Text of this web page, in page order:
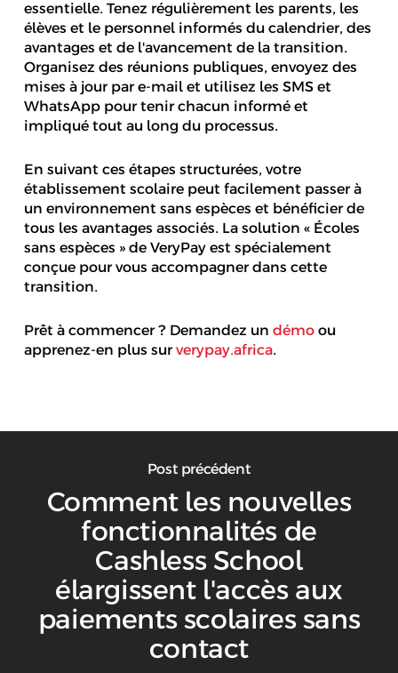
essentielle. Tenez régulièrement les parents, les
élèves et le personnel informés du calendrier, des
avantages et de l'avancement de la transition.
Organisez des réunions publiques, envoyez des
mises à jour par e-mail et utilisez les SMS et
WhatsApp pour tenir chacun informé et
impliqué tout au long du processus.
En suivant ces étapes structurées, votre
établissement scolaire peut facilement passer à
un environnement sans espèces et bénéficier de
tous les avantages associés. La solution « Écoles
sans espèces » de VeryPay est spécialement
conçue pour vous accompagner dans cette
transition.
Prêt à commencer ? Demandez un démoou
apprenez-en plus sur verypay.africa.
Post précédent
Comment les nouvelles
fonctionnalités de
Cashless School
élargissent l'accès aux
paiements scolaires sans
contact